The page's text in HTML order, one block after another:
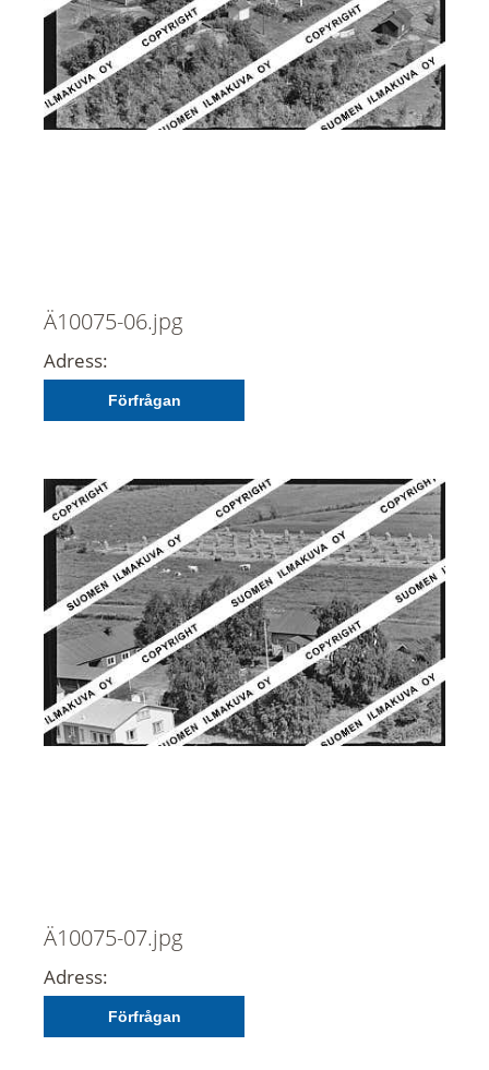
Ä10075-06.jpg
Adress:
Förfrågan
Ä10075-07.jpg
Adress:
Förfrågan